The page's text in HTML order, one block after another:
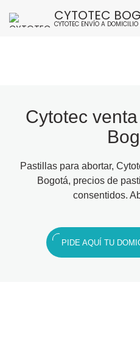
CYTOTEC
CYTOTEC ENVÍO A DOMICILIO
Cytotec
Pastillas para abortar,
Bogotá, precios de
consentidos.
PIDE AQUÍ TU